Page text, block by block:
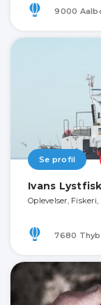
9000
Se profil
Ivans
Oplevelser,
7680